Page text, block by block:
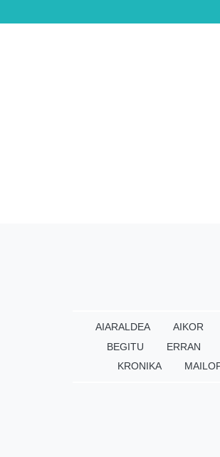
AIARALDEA AIKOR
BEGITU
ERRAN
KRONIKA